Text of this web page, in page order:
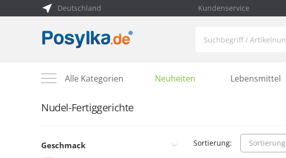
Deutschland Kundenservice
Alle Kategorien Neuheiten Lebensmittel
Nudel-Fertiggerichte
Geschmack Sortierung: Sortierung